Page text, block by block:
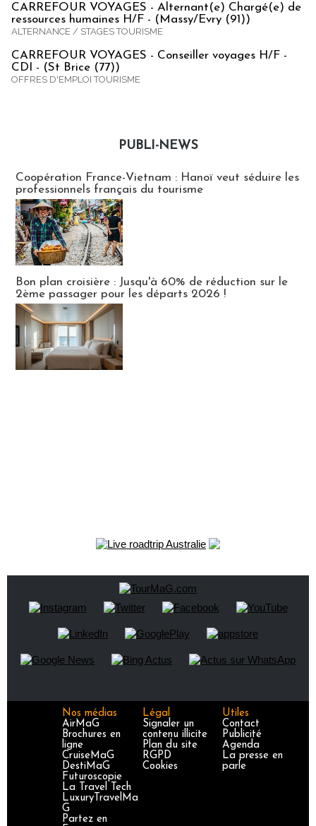
CARREFOUR VOYAGES - Alternant(e) Chargé(e) de
ressources humaines H/F - (Massy/Evry (91))
ALTERNANCE / STAGES TOURISME
CARREFOUR VOYAGES - Conseiller voyages H/F -
CDI - (St Brice (77))
OFFRES D'EMPLOI TOURISME
PUBLI-NEWS
Coopération France-Vietnam : Hanoï veut séduire les
professionnels français du tourisme
Bon plan croisière : Jusqu'à 60% de réduction sur le
2ème passager pour les départs 2026 !
Nos médias
AirMaG
Brochures en
ligne
CruiseMaG
DestiMaG
Futuroscopie
La Travel Tech
LuxuryTravelMa
G
Partez en
Légal
Signaler un
contenu illicite
Plan du site
RGPD
Cookies
Utiles
Contact
Publicité
Agenda
La presse en
parle